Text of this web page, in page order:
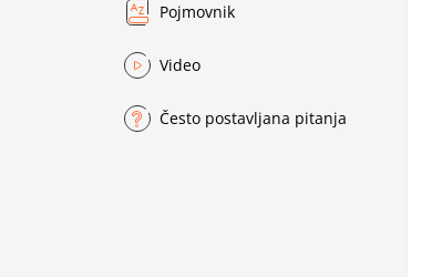
Pojmovnik
Video
Često postavljana pitanja